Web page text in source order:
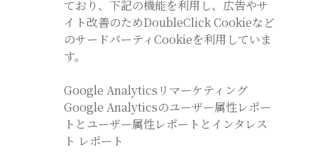
ており、下記の機能を利用し、広告やサ
イト改善のためDoubleClick Cookieなど
のサードパーティCookieを利用していま
す。
Google Analyticsリマーケティング
Google Analyticsのユーザー属性レポー
トとユーザー属性レポートとインタレス
ト レポート